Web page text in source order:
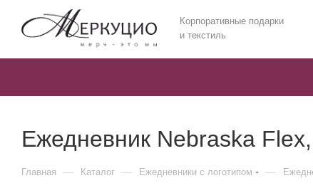
Корпоративные подарки
и текстиль
Ежедневник Nebraska
Главная — Каталог — Ежедневники c логотипом —